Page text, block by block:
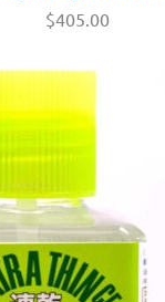
$405.00